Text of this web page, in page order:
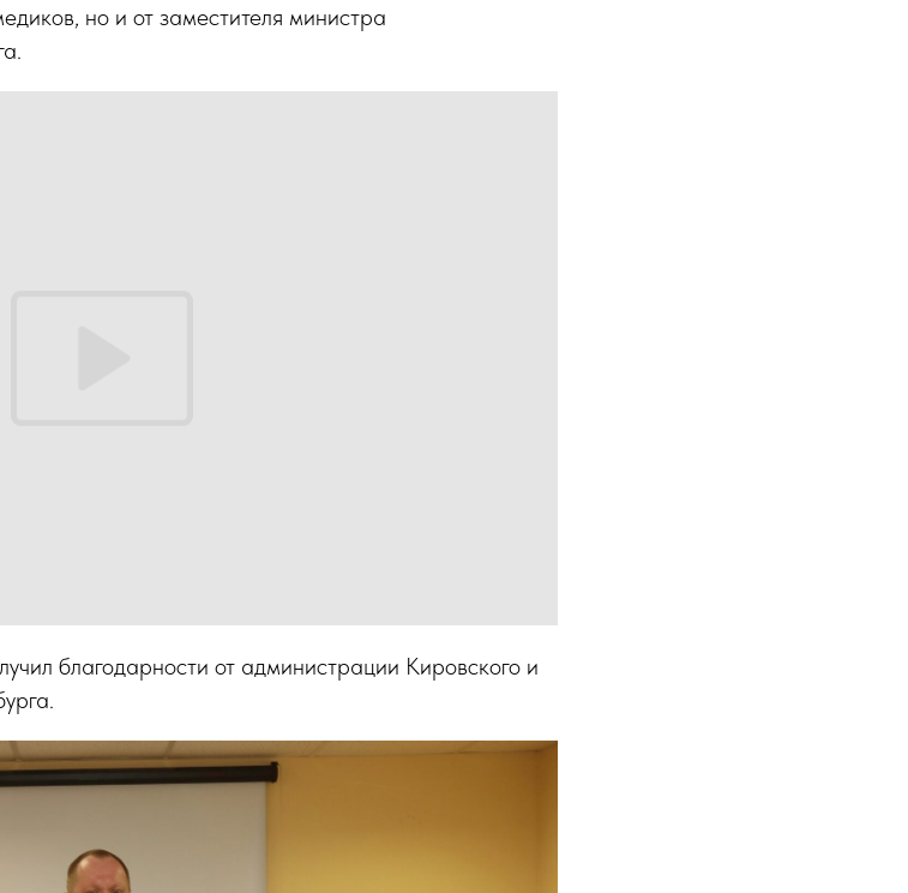
но и от заместителя министра
благодарности от администрации Кировского и